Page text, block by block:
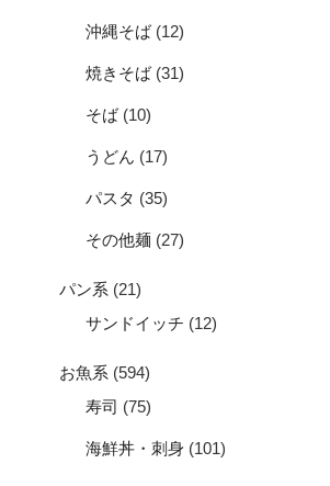
沖縄そば(12)
焼きそば(31)
そば(10)
うどん (17)
パスタ (35)
その他麺 (27)
パン系 (21)
サンドイッチ (12)
お魚系 (594)
寿司 (75)
海鮮丼・刺身 (101)